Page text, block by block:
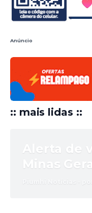
Anúncio
:: mais lidas ::
Alerta de
Minas
Piumhi Notícias -